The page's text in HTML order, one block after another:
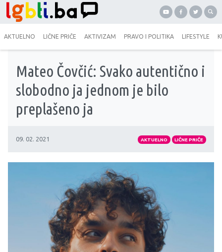
AKTUELNO LIČNE PRIČE AKTIVIZAM PRAVO I POLITIKA LIFESTYLE
Mateo Čovčić: Svako autentično i
slobodno ja jednom je bilo
preplašeno ja
09. 02. 2021 AKTUELNO LIČNE PRIČE